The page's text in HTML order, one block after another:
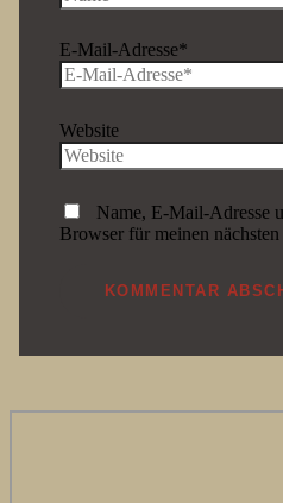
E-Mail-Adresse*
Website
Name, E-Mail-Adresse
Browser für meinen